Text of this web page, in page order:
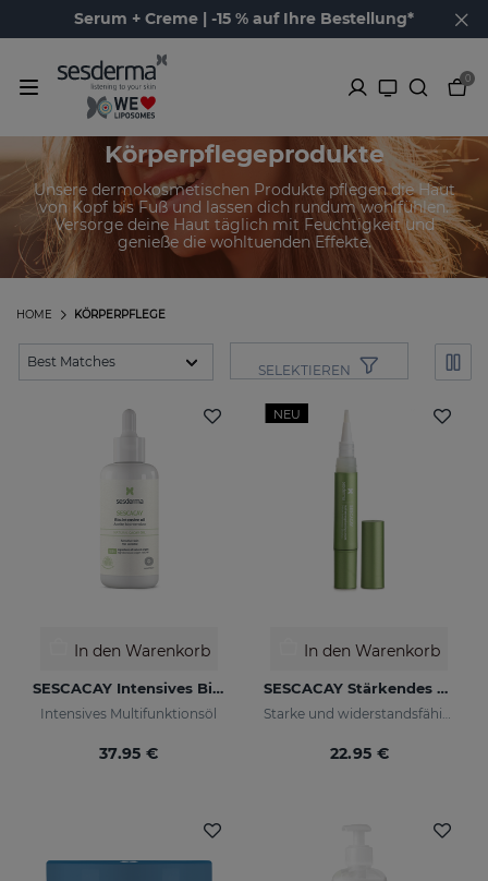
Serum + Creme | -15 % auf Ihre Bestellung*
0
Körperpflegeprodukte
Unsere dermokosmetischen Produkte pflegen die Haut
von Kopf bis Fuß und lassen dich rundum wohlfühlen.
Versorge deine Haut täglich mit Feuchtigkeit und
genieße die wohltuenden Effekte.
KÖRPERPFLEGE
HOME
SELEKTIEREN
In den Warenkorb
SESCACAY Intensives Bio-Öl
Intensives Multifunktionsöl
37.95 €
NEU
In den Warenkorb
SESCACAY Stärkendes Nagelserum
Starke und widerstandsfähige Nägel
22.95 €